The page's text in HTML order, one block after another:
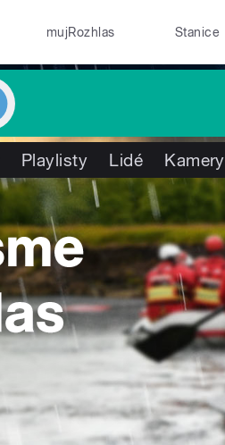
mujRozhlas Stanice
Playlisty Lidé Kamery